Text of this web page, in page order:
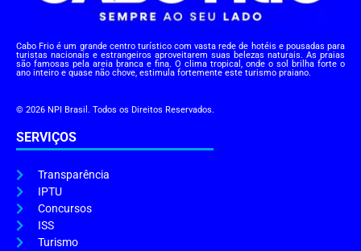
Cabo Frio é um grande centro turístico com vasta rede de hotéis e pousadas para
turistas nacionais e estrangeiros aproveitarem suas belezas naturais. As praias
são famosas pela areia branca e fina. O clima tropical, onde o sol brilha forte o
ano inteiro e quase não chove, estimula fortemente este turismo praiano.
© 2026 NPI Brasil. Todos os Direitos Reservados.
SERVIÇOS
Transparência
IPTU
Concursos
ISS
Turismo